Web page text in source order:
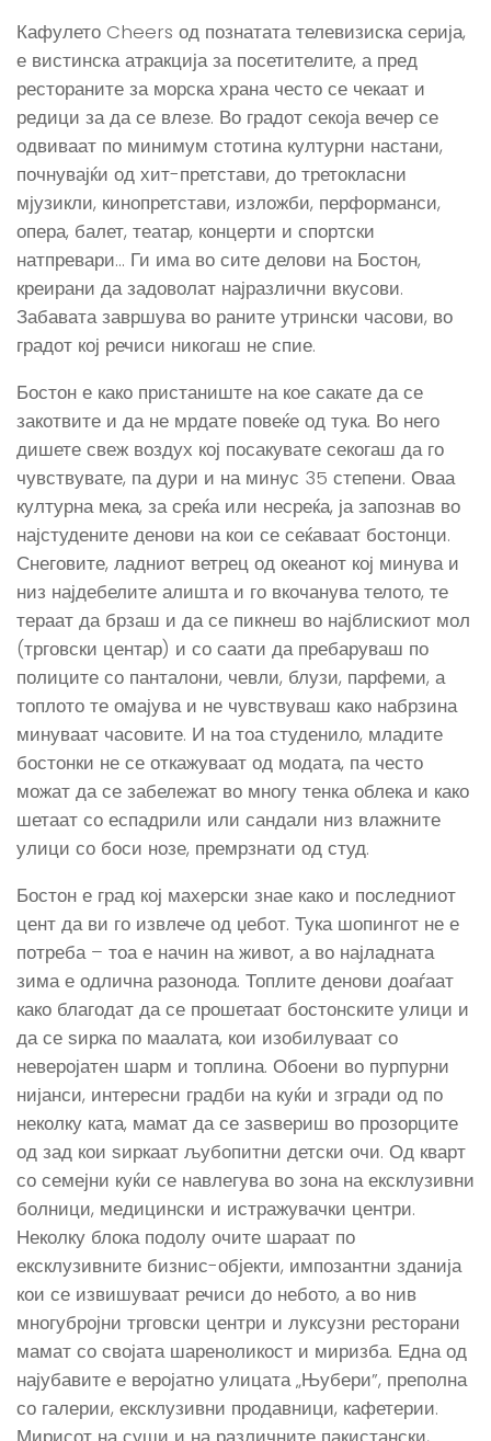
Кафулето Cheers од познатата телевизиска серија,
е вистинска атракција за посетителите, а пред
рестораните за морска храна често се чекаат и
редици за да се влезе. Во градот секоја вечер се
одвиваат по минимум стотина културни настани,
почнувајќи од хит-претстави, до третокласни
мјузикли, кинопретстави, изложби, перформанси,
опера, балет, театар, концерти и спортски
натпревари… Ги има во сите делови на Бостон,
креирани да задоволат најразлични вкусови.
Забавата завршува во раните утрински часови, во
градот кој речиси никогаш не спие.
Бостон е како пристаниште на кое сакате да се
закотвите и да не мрдате повеќе од тука. Во него
дишете свеж воздух кој посакувате секогаш да го
чувствувате, па дури и на минус 35 степени. Оваа
културна мека, за среќа или несреќа, ја запознав во
најстудените денови на кои се сеќаваат бостонци.
Снеговите, ладниот ветрец од океанот кој минува и
низ најдебелите алишта и го вкочанува телото, те
тераат да брзаш и да се пикнеш во најблискиот мол
(трговски центар) и со саати да пребаруваш по
полиците со панталони, чевли, блузи, парфеми, а
топлото те омајува и не чувствуваш како набрзина
минуваат часовите. И на тоа студенило, младите
бостонки не се откажуваат од модата, па често
можат да се забележат во многу тенка облека и како
шетаат со еспадрили или сандали низ влажните
улици со боси нозе, премрзнати од студ.
Бостон е град кој махерски знае како и последниот
цент да ви го извлече од џебот. Тука шопингот не е
потреба – тоа е начин на живот, а во најладната
зима е одлична разонода. Топлите денови доаѓаат
како благодат да се прошетаат бостонските улици и
да се ѕирка по маалата, кои изобилуваат со
неверојатен шарм и топлина. Обоени во пурпурни
нијанси, интересни градби на куќи и згради од по
неколку ката, мамат да се заѕвериш во прозорците
од зад кои ѕиркаат љубопитни детски очи. Од кварт
со семејни куќи се навлегува во зона на ексклузивни
болници, медицински и истражувачки центри.
Неколку блока подолу очите шараат по
ексклузивните бизнис-објекти, импозантни зданија
кои се извишуваат речиси до небото, а во нив
многубројни трговски центри и луксузни ресторани
мамат со својата шареноликост и миризба. Една од
најубавите е веројатно улицата „Њубери”, преполна
со галерии, ексклузивни продавници, кафетерии.